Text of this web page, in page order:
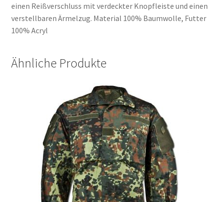
einen Reißverschluss mit verdeckter Knopfleiste und einen
verstellbaren Ärmelzug. Material 100% Baumwolle, Futter
100% Acryl
Ähnliche Produkte